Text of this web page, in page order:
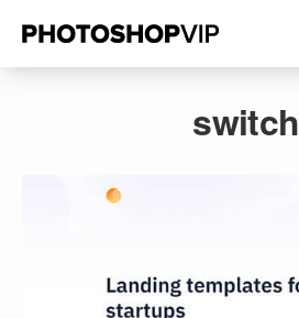
switch